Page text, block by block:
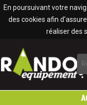
En poursuivant votre
des cookies afin
réaliser des
Panneau de gestion des